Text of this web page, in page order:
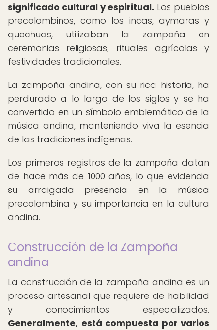
significado cultural y espiritual. Los pueblos
precolombinos, como los incas, aymaras y
quechuas, utilizaban la zampoña en
ceremonias religiosas, rituales agrícolas y
festividades tradicionales.
La zampoña andina, con su rica historia, ha
perdurado a lo largo de los siglos y se ha
convertido en un símbolo emblemático de la
música andina, manteniendo viva la esencia
de las tradiciones indígenas.
Los primeros registros de la zampoña datan
de hace más de 1000 años, lo que evidencia
su arraigada presencia en la música
precolombina y su importancia en la cultura
andina.
Construcción de la Zampoña
andina
La construcción de la zampoña andina es un
proceso artesanal que requiere de habilidad
y conocimientos especializados.
Generalmente, está compuesta por varios